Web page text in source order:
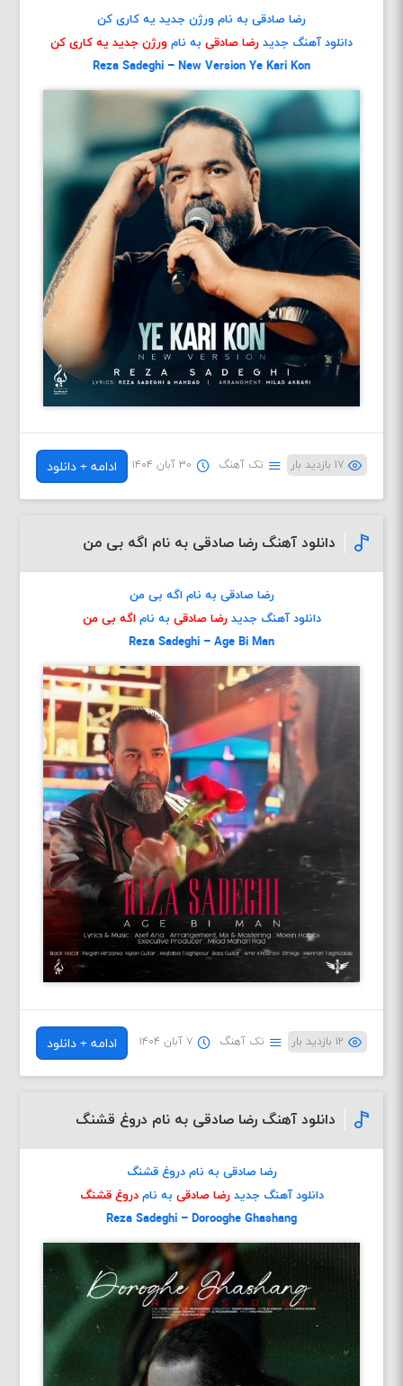
رضا صادقی به نام ورژن جدید یه کاری کن
دانلود آهنگ جدید رضا صادقی به نام ورژن جدید یه کاری کن
Reza Sadeghi – New Version Ye Kari Kon
۱۷ بازدید بار تک آهنگ ۳۰ آبان ۱۴۰۴ ادامه + دانلود
دانلود آهنگ رضا صادقی به نام اگه بی من
رضا صادقی به نام اگه بی من
دانلود آهنگ جدید رضا صادقی به ناماگه بی من
Reza Sadeghi – Age Bi Man
۱۲ بازدید بار تک آهنگ ۷ آبان ۱۴۰۴ ادامه + دانلود
دانلود آهنگ رضا صادقی به نام دروغ قشنگ
رضا صادقی به نام دروغ قشنگ
دانلود آهنگ جدید رضا صادقی به نامدروغ قشنگ
Reza Sadeghi – Dorooghe Ghashang